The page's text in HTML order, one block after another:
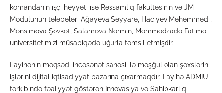
komandanın işçi heyyəti isə Rəssamlıq fakultəsinin və JM
Modulunun tələbələri Ağayeva Səyyarə, Haciyev Məhəmməd ,
Mənsimova Şövkət, Salamova Nərmin, Məmmədzadə Fatimə
universitetimizi müsabiqədə uğurla təmsil etmişdir.
Layihənin məqsədi incəsənət sahəsi ilə məşğul olan şəxslərin
işlərini dijital iqtisadiyyat bazarına çıxarmaqdır. Layihə ADMİU
tərkibində fəaliyyət göstərən İnnovasiya və Sahibkarlıq